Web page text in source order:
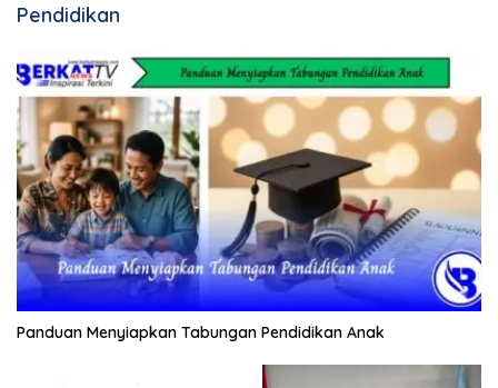
Pendidikan
Panduan Menyiapkan Tabungan Pendidikan Anak